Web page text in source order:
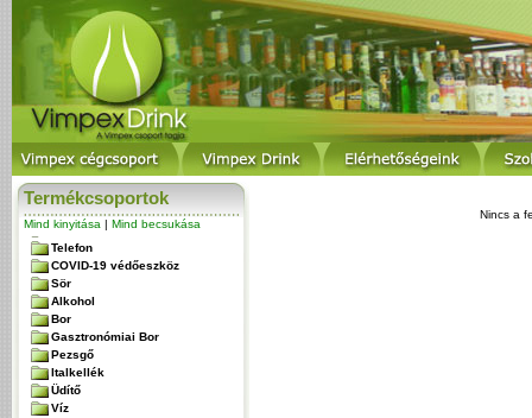
Termékcsoportok
Mind kinyitása | Mind becsukása
Telefon
COVID-19 védőeszköz
Sör
Alkohol
Bor
Gasztronómiai Bor
Pezsgő
Italkellék
Üdítő
Víz
Nincs a